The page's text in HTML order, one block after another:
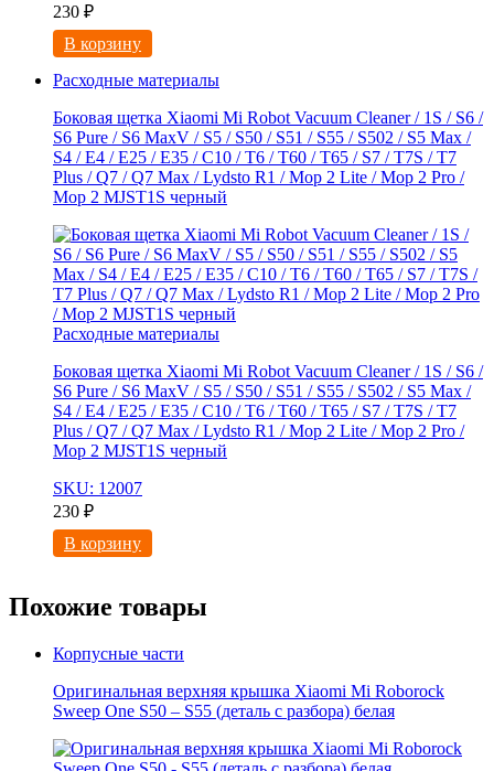
230 ₽
В корзину
Расходные материалы
Боковая щетка Xiaomi Mi Robot Vacuum Cleaner / 1S / S6 /
S6 Pure / S6 MaxV / S5 / S50 / S51 / S55 / S502 / S5 Max /
S4 / E4 / E25 / E35 / C10 / T6 / T60 / T65 / S7 / T7S / T7
Plus / Q7 / Q7 Max / Lydsto R1 / Mop 2 Lite / Mop 2 Pro /
Mop 2 MJST1S черный
Расходные материалы
Боковая щетка Xiaomi Mi Robot Vacuum Cleaner / 1S / S6 /
S6 Pure / S6 MaxV / S5 / S50 / S51 / S55 / S502 / S5 Max /
S4 / E4 / E25 / E35 / C10 / T6 / T60 / T65 / S7 / T7S / T7
Plus / Q7 / Q7 Max / Lydsto R1 / Mop 2 Lite / Mop 2 Pro /
Mop 2 MJST1S черный
SKU: 12007
230 ₽
В корзину
Похожие товары
Корпусные части
Оригинальная верхняя крышка Xiaomi Mi Roborock
Sweep One S50 – S55 (деталь с разбора) белая